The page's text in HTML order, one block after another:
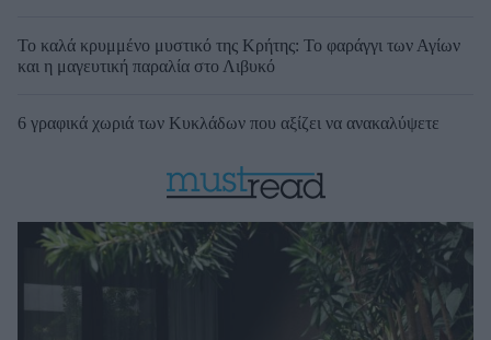
Το καλά κρυμμένο μυστικό της Κρήτης: Το φαράγγι των Αγίων
και η μαγευτική παραλία στο Λιβυκό
6 γραφικά χωριά των Κυκλάδων που αξίζει να ανακαλύψετε